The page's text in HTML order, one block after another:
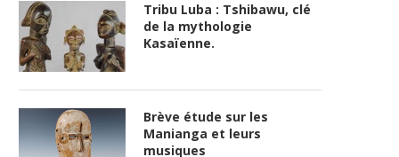
Tribu Luba : Tshibawu, clé
de la mythologie
Kasaïenne.
Brève étude sur les
Manianga et leurs
musiques